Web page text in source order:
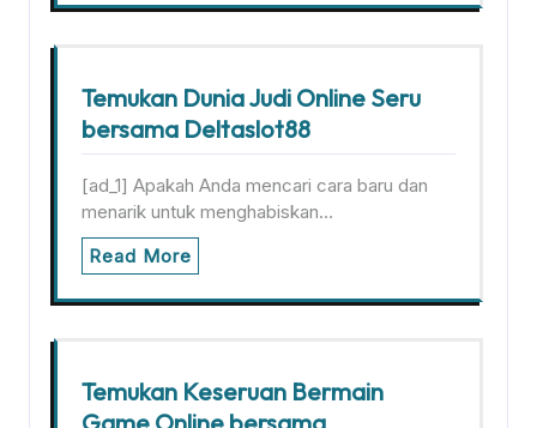
Temukan Dunia Judi Online Seru
bersama Deltaslot88
[ad_1] Apakah Anda mencari cara baru dan
menarik untuk menghabiskan…
Read More
Temukan Keseruan Bermain